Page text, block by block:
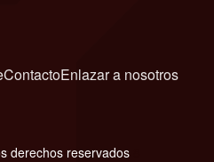
ContactoEnlazar a nosotros
derechos reservados